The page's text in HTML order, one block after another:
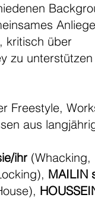
kritisch über
zu
Freestyle,
aus
ihr (Whacking,
MAILIN